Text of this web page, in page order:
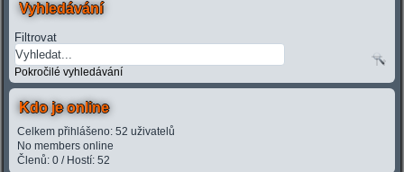
Vyhledávání
Filtrovat
Pokročilé vyhledávání
Kdo je online
Celkem přihlášeno: 52 uživatelů
No members online
Členů: 0 / Hostí: 52